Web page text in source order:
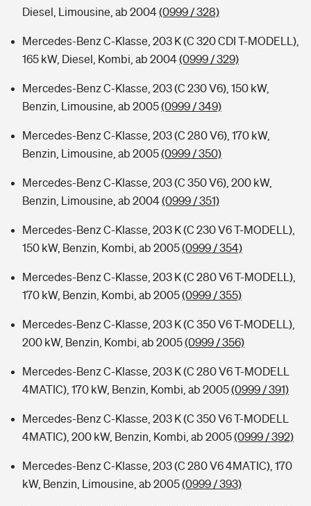
Diesel, Limousine, ab 2004(0999 / 328)
Mercedes-Benz C-Klasse, 203 K (C 320 CDI T-MODELL),
165 kW, Diesel, Kombi, ab 2004(0999 / 329)
Mercedes-Benz C-Klasse, 203 (C 230 V6), 150 kW,
Benzin, Limousine, ab 2005(0999 / 349)
Mercedes-Benz C-Klasse, 203 (C 280 V6), 170 kW,
Benzin, Limousine, ab 2005(0999 / 350)
Mercedes-Benz C-Klasse, 203 (C 350 V6), 200 kW,
Benzin, Limousine, ab 2004(0999 / 351)
Mercedes-Benz C-Klasse, 203 K (C 230 V6 T-MODELL),
150 kW, Benzin, Kombi, ab 2005(0999 / 354)
Mercedes-Benz C-Klasse, 203 K (C 280 V6 T-MODELL),
170 kW, Benzin, Kombi, ab 2005(0999 / 355)
Mercedes-Benz C-Klasse, 203 K (C 350 V6 T-MODELL),
200 kW, Benzin, Kombi, ab 2005(0999 / 356)
Mercedes-Benz C-Klasse, 203 K (C 280 V6 T-MODELL
4MATIC), 170 kW, Benzin, Kombi, ab 2005(0999 / 391)
Mercedes-Benz C-Klasse, 203 K (C 350 V6 T-MODELL
4MATIC), 200 kW, Benzin, Kombi, ab 2005(0999 / 392)
Mercedes-Benz C-Klasse, 203 (C 280 V6 4MATIC), 170
kW, Benzin, Limousine, ab 2005(0999 / 393)